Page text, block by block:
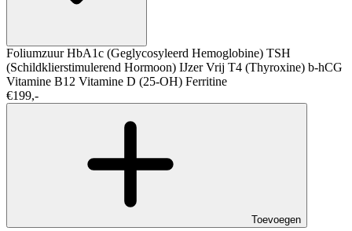
FoliumzuurHbA1c (Geglycosyleerd Hemoglobine) TSH
(Schildklierstimulerend Hormoon) IJzerVrij T4 (Thyroxine) b-hCG
Vitamine B12 Vitamine D (25-OH) Ferritine
€199,-
Toevoegen